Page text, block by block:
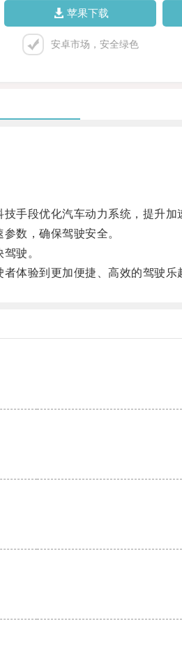
苹果下载
安卓市场，安全绿色
段优化汽车动力系统，提升加
数，确保驾驶安全。
驶。
体验到更加便捷、高效的驾驶乐